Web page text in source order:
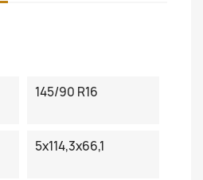
145/90 R16
5x114,3x66,1